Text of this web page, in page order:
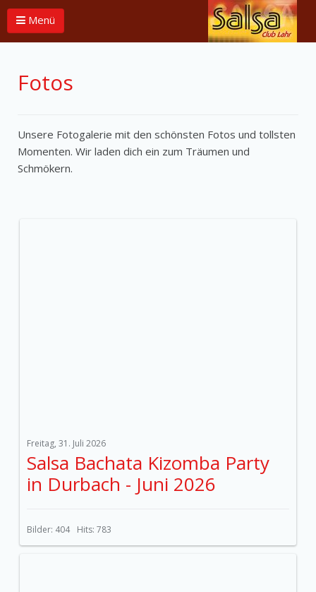
Menü
Fotos
Unsere Fotogalerie mit den schönsten Fotos und tollsten
Momenten. Wir laden dich ein zum Träumen und
Schmökern.
Freitag, 31. Juli 2026
Salsa Bachata Kizomba Party
in Durbach - Juni 2026
Bilder: 404 Hits: 783